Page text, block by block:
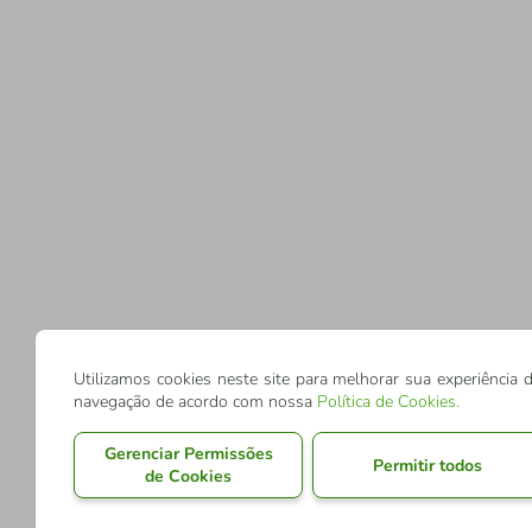
Utilizamos cookies neste site para melhorar sua experiência
navegação de acordo com nossa Política de Cookies.
Gerenciar Permissões
de Cookies
Permitir todos